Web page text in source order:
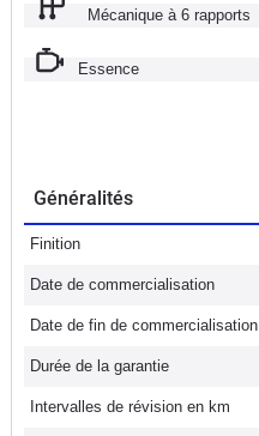
Mécanique à 6 rapports
Essence
Généralités
Finition
Date de commercialisation
Date de fin de commercialisation
Durée de la garantie
Intervalles de révision en km